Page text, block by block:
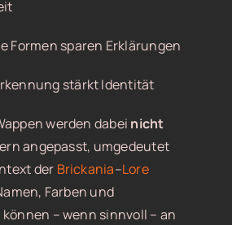
Formen sparen Erklärungen
stärkt Identität
werden dabei nicht
angepasst, umgedeutet
der Brickania–Lore
Farben und
– wenn sinnvoll – an